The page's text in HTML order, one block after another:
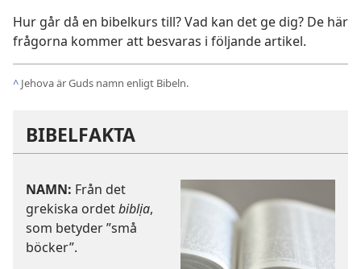
Hur går då en bibelkurs till? Vad kan det ge dig? De här
frågorna kommer att besvaras i följande artikel.
^ Jehova är Guds namn enligt Bibeln.
BIBELFAKTA
NAMN: Från det
grekiska ordetbiblịa,
som betyder ”små
böcker”.